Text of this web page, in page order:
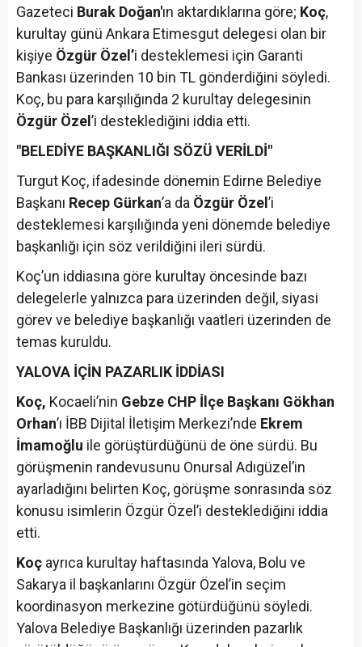
Gazeteci Burak Doğan'ın aktardıklarına göre; Koç,
kurultay günü Ankara Etimesgut delegesi olan bir
kişiye Özgür Özel’i desteklemesi için Garanti
Bankası üzerinden 10 bin TL gönderdiğini söyledi.
Koç, bu para karşılığında 2 kurultay delegesinin
Özgür Özel ’i desteklediğini iddia etti.
"BELEDİYE BAŞKANLIĞI SÖZÜ VERİLDİ"
Turgut Koç, ifadesinde dönemin Edirne Belediye
Başkanı Recep Gürkan’a da Özgür Özel ’i
desteklemesi karşılığında yeni dönemde belediye
başkanlığı için söz verildiğini ileri sürdü.
Koç’un iddiasına göre kurultay öncesinde bazı
delegelerle yalnızca para üzerinden değil, siyasi
görev ve belediye başkanlığı vaatleri üzerinden de
temas kuruldu.
YALOVA İÇİN PAZARLIK İDDİASI
Koç, Kocaeli’nin Gebze CHP İlçe Başkanı Gökhan
Orhan’ı İBB Dijital İletişim Merkezi’nde Ekrem
İmamoğlu ile görüştürdüğünü de öne sürdü. Bu
görüşmenin randevusunu Onursal Adıgüzel’in
ayarladığını belirten Koç, görüşme sonrasında söz
konusu isimlerin Özgür Özel’i desteklediğini iddia
etti.
Koç ayrıca kurultay haftasında Yalova, Bolu ve
Sakarya il başkanlarını Özgür Özel’in seçim
koordinasyon merkezine götürdüğünü söyledi.
Yalova Belediye Başkanlığı üzerinden pazarlık